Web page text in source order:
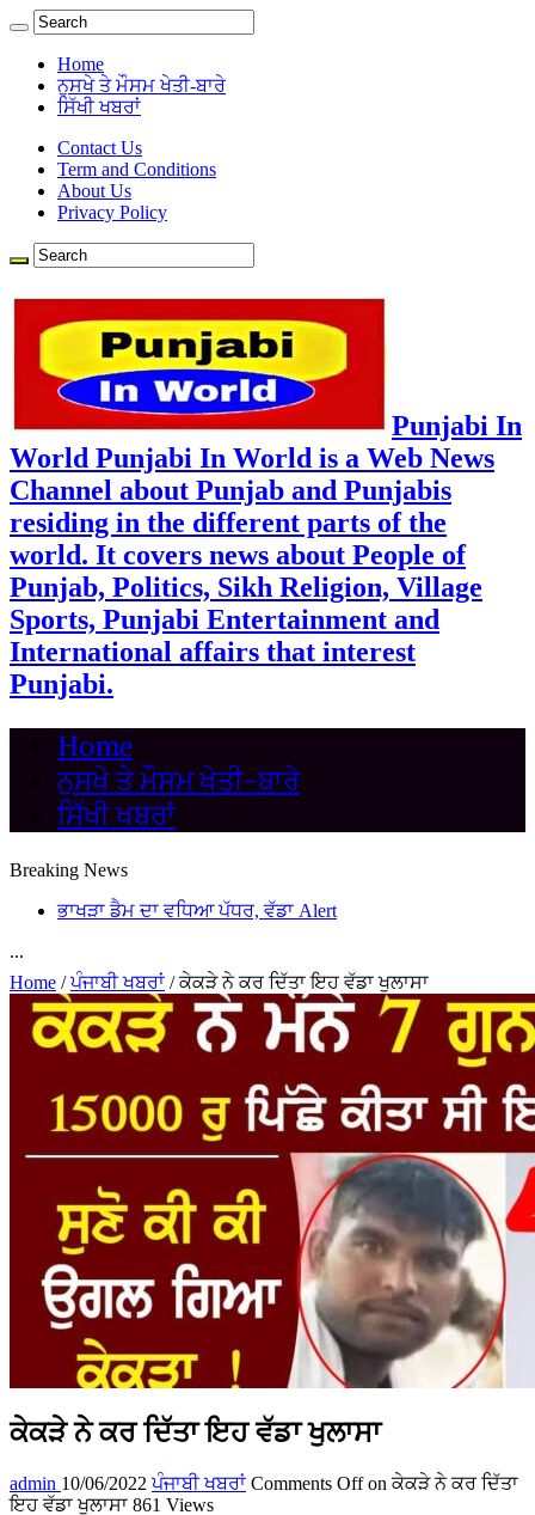
Home
ਨੁਸਖੇ ਤੇ ਮੌਸਮ ਖੇਤੀ-ਬਾਰੇ
ਸਿੱਖੀ ਖਬਰਾਂ
Contact Us
Term and Conditions
About Us
Privacy Policy
Punjabi In
World Punjabi In World is a Web News
Channel about Punjab and Punjabis
residing in the different parts of the
world. It covers news about People of
Punjab, Politics, Sikh Religion, Village
Sports, Punjabi Entertainment and
International affairs that interest
Punjabi.
Home
ਨੁਸਖੇ ਤੇ ਮੌਸਮ ਖੇਤੀ-ਬਾਰੇ
ਸਿੱਖੀ ਖਬਰਾਂ
Breaking News
ਭਾਖੜਾ ਡੈਮ ਦਾ ਵਧਿਆ ਪੱਧਰ, ਵੱਡਾ Alert
...
Home / ਪੰਜਾਬੀ ਖਬਰਾਂ / ਕੇਕੜੇ ਨੇ ਕਰ ਦਿੱਤਾ ਇਹ ਵੱਡਾ ਖੁਲਾਸਾ
ਕੇਕੜੇ ਨੇ ਕਰ ਦਿੱਤਾ ਇਹ ਵੱਡਾ ਖੁਲਾਸਾ
admin 10/06/2022 ਪੰਜਾਬੀ ਖਬਰਾਂ Comments Offon ਕੇਕੜੇ ਨੇ ਕਰ ਦਿੱਤਾ
ਇਹ ਵੱਡਾ ਖੁਲਾਸਾ 861 Views